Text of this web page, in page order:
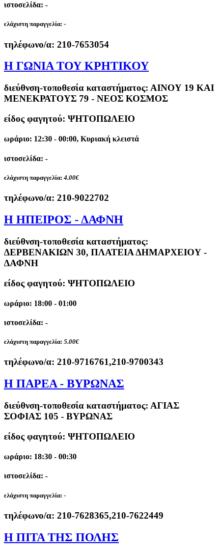
ιστοσελίδα: -
ελάχιστη παραγγελία: -
τηλέφωνο/α: 210-7653054
Η ΓΩΝΙΑ ΤΟΥ ΚΡΗΤΙΚΟΥ
διεύθνση-τοποθεσία καταστήματος: ΑΙΝΟΥ 19 ΚΑΙ
ΜΕΝΕΚΡΑΤΟΥΣ 79 - ΝΕΟΣ ΚΟΣΜΟΣ
είδος φαγητού: ΨΗΤΟΠΩΛΕΙΟ
ωράριο: 12:30 - 00:00, Κυριακή κλειστά
ιστοσελίδα: -
ελάχιστη παραγγελία: 4.00€
τηλέφωνο/α: 210-9022702
Η ΗΠΕΙΡΟΣ - ΔΑΦΝΗ
διεύθνση-τοποθεσία καταστήματος:
ΔΕΡΒΕΝΑΚΙΩΝ 30, ΠΛΑΤΕΙΑ ΔΗΜΑΡΧΕΙΟΥ -
ΔΑΦΝΗ
είδος φαγητού: ΨΗΤΟΠΩΛΕΙΟ
ωράριο: 18:00 - 01:00
ιστοσελίδα: -
ελάχιστη παραγγελία: 5.00€
τηλέφωνο/α: 210-9716761,210-9700343
Η ΠΑΡΕΑ - ΒΥΡΩΝΑΣ
διεύθνση-τοποθεσία καταστήματος: ΑΓΙΑΣ
ΣΟΦΙΑΣ 105 - ΒΥΡΩΝΑΣ
είδος φαγητού: ΨΗΤΟΠΩΛΕΙΟ
ωράριο: 18:30 - 00:30
ιστοσελίδα: -
ελάχιστη παραγγελία: -
τηλέφωνο/α: 210-7628365,210-7622449
Η ΠΙΤΑ ΤΗΣ ΠΟΛΗΣ